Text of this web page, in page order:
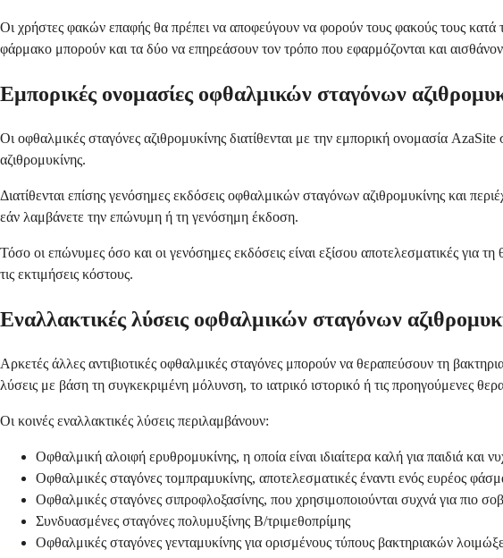
Οι χρήστες φακών επαφής θα πρέπει να αποφεύγουν να φορούν τους φακούς τους κατά
φάρμακο μπορούν και τα δύο να επηρεάσουν τον τρόπο που εφαρμόζονται και
Εμπορικές ονομασίες οφθαλμικών σταγόνων
Οι οφθαλμικές σταγόνες αζιθρομυκίνης διατίθενται με την εμπορική ονομασία
αζιθρομυκίνης.
Διατίθενται επίσης γενόσημες εκδόσεις οφθαλμικών σταγόνων αζιθρομυκίνης και
εάν λαμβάνετε την επώνυμη ή τη γενόσημη έκδοση.
Τόσο οι επώνυμες όσο και οι γενόσημες εκδόσεις είναι εξίσου αποτελεσματικές
τις εκτιμήσεις κόστους.
Εναλλακτικές λύσεις οφθαλμικών σταγόνων
Αρκετές άλλες αντιβιοτικές οφθαλμικές σταγόνες μπορούν να θεραπεύσουν τη
λύσεις με βάση τη συγκεκριμένη μόλυνση, το ιατρικό ιστορικό ή τις προηγούμενες
Οι κοινές εναλλακτικές λύσεις περιλαμβάνουν:
Οφθαλμική αλοιφή ερυθρομυκίνης, η οποία είναι ιδιαίτερα καλή για παιδιά και
Οφθαλμικές σταγόνες τομπραμυκίνης, αποτελεσματικές έναντι ενός ευρέος
Οφθαλμικές σταγόνες σιπροφλοξασίνης, που χρησιμοποιούνται συχνά για πιο
Συνδυασμένες σταγόνες πολυμυξίνης Β/τριμεθοπρίμης
Οφθαλμικές σταγόνες γενταμυκίνης για ορισμένους τύπους βακτηριακών